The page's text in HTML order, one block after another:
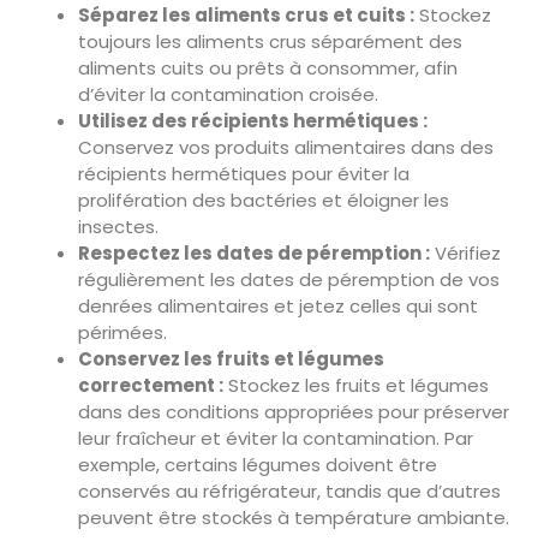
Séparez les aliments crus et cuits :Stockez
toujours les aliments crus séparément des
aliments cuits ou prêts à consommer, afin
d’éviter la contamination croisée.
Utilisez des récipients hermétiques :
Conservez vos produits alimentaires dans des
récipients hermétiques pour éviter la
prolifération des bactéries et éloigner les
insectes.
Respectez les dates de péremption :Vérifiez
régulièrement les dates de péremption de vos
denrées alimentaires et jetez celles qui sont
périmées.
Conservez les fruits et légumes
correctement :Stockez les fruits et légumes
dans des conditions appropriées pour préserver
leur fraîcheur et éviter la contamination. Par
exemple, certains légumes doivent être
conservés au réfrigérateur, tandis que d’autres
peuvent être stockés à température ambiante.